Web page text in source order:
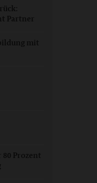
Partner
mit
Prozent